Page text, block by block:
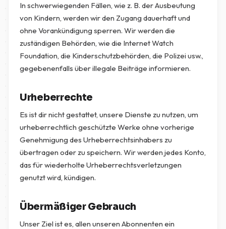
In schwerwiegenden Fällen, wie z. B. der Ausbeutung
von Kindern, werden wir den Zugang dauerhaft und
ohne Vorankündigung sperren. Wir werden die
zuständigen Behörden, wie die Internet Watch
Foundation, die Kinderschutzbehörden, die Polizei usw.,
gegebenenfalls über illegale Beiträge informieren.
Urheberrechte
Es ist dir nicht gestattet, unsere Dienste zu nutzen, um
urheberrechtlich geschützte Werke ohne vorherige
Genehmigung des Urheberrechtsinhabers zu
übertragen oder zu speichern. Wir werden jedes Konto,
das für wiederholte Urheberrechtsverletzungen
genutzt wird, kündigen.
Übermäßiger Gebrauch
Unser Ziel ist es, allen unseren Abonnenten ein